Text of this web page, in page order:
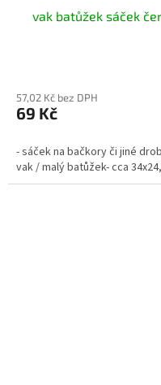
vak batůžek sáček
57,02 Kč bez DPH
69 Kč
- sáček na bačkory či jiné
vak / malý batůžek- cca